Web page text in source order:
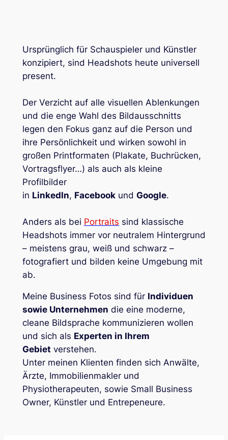
Ursprünglich für Schauspieler und Künstler
konzipiert, sind Headshots heute universell
present.
Der Verzicht auf alle visuellen Ablenkungen
und die enge Wahl des Bildausschnitts
legen den Fokus ganz auf die Person und
ihre Persönlichkeit und wirken sowohl in
großen Printformaten (Plakate, Buchrücken,
Vortragsflyer…) als auch als kleine
Profilbilder
in LinkedIn, Facebookund Google.
Anders als bei Portraits sind klassische
Headshots immer vor neutralem Hintergrund
– meistens grau, weiß und schwarz –
fotografiert und bilden keine Umgebung mit
ab.
Meine Business Fotos sind für Individuen
sowie Unternehmen die eine moderne,
cleane Bildsprache kommunizieren wollen
und sich als Experten in Ihrem
Gebiet verstehen.
Unter meinen Klienten finden sich Anwälte,
Ärzte, Immobilienmakler und
Physiotherapeuten, sowie Small Business
Owner, Künstler und Entrepeneure.